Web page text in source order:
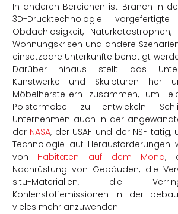
In anderen Bereichen ist Branch in
3D-Drucktechnologie
Obdachlosigkeit,
Wohnungskrisen und andere
einsetzbare Unterkünfte benötigt
Darüber hinaus stellt das
Kunstwerke und Skulpturen her
Möbelherstellern zusammen, um
Polstermöbel zu entwickeln.
Unternehmen auch in der
der NASA, der USAF und der NSF
Technologie auf Herausforderungen
von Habitaten auf dem Mond,
Nachrüstung von Gebäuden, die
situ-Materialien, die
Kohlenstoffemissionen in der
vieles mehr anzuwenden.